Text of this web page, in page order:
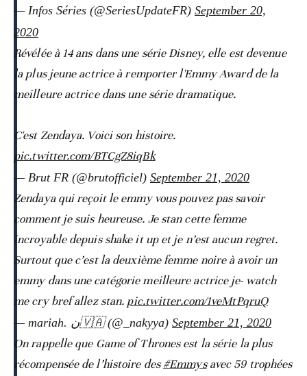
— Infos Séries (@SeriesUpdateFR) September 20,
2020
Révélée à 14 ans dans une série Disney, elle est devenue
la plus jeune actrice à remporter l'Emmy Award de la
meilleure actrice dans une série dramatique.
C'est Zendaya. Voici son histoire.
pic.twitter.com/BTCgZ8iqBk
— Brut FR (@brutofficiel) September 21, 2020
Zendaya qui reçoit le emmy vous pouvez pas savoir
comment je suis heureuse. Je stan cette femme
incroyable depuis shake it up et je n’est aucun regret.
Surtout que c’est la deuxième femme noire à avoir un
emmy dans une catégorie meilleure actrice je- watch
me cry bref allez stan. pic.twitter.com/1veMtPqruQ
— mariah. ن🇻🇦 (@_nakyya) September 21, 2020
On rappelle que Game of Thrones est la série la plus
récompensée de l’histoire des#Emmysavec 59 trophées